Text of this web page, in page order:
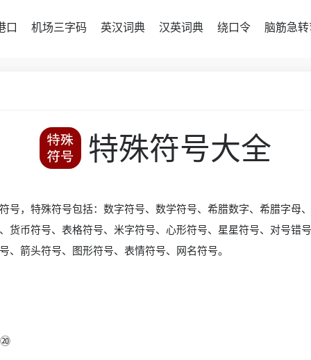
口 机场三字码 英汉词典 汉英词典 绕口令 脑筋急转
特殊符号大全
号，特殊符号包括：数字符号、数学符号、希腊数字、希腊字母
货币符号、表格符号、米字符号、心形符号、星星符号、对号错
、箭头符号、图形符号、表情符号、网名符号。